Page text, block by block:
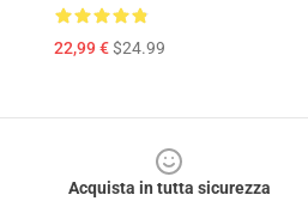
22,99 €$24.99
Acquista in tutta sicurezza